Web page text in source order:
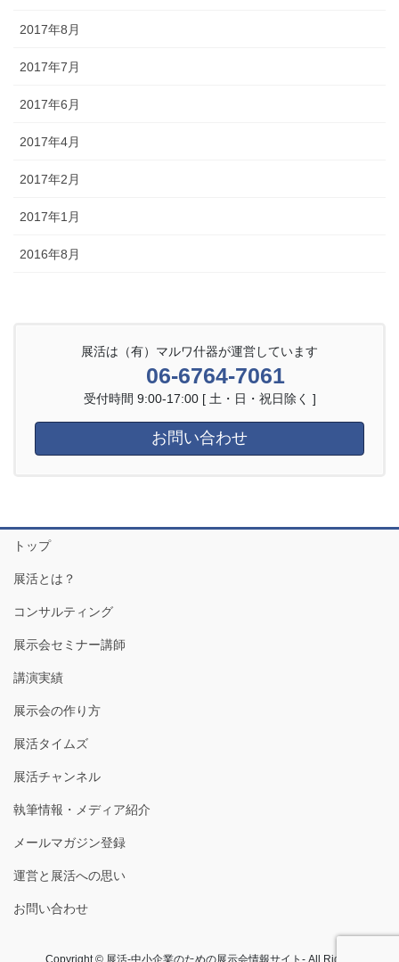
2017年8月
2017年7月
2017年6月
2017年4月
2017年2月
2017年1月
2016年8月
展活は（有）マルワ什器が運営しています
06-6764-7061
受付時間 9:00-17:00 [ 土・日・祝日除く ]
お問い合わせ
トップ
展活とは？
コンサルティング
展示会セミナー講師
講演実績
展示会の作り方
展活タイムズ
展活チャンネル
執筆情報・メディア紹介
メールマガジン登録
運営と展活への思い
お問い合わせ
Copyright © 展活-中小企業のための展示会情報サイト- All Rights